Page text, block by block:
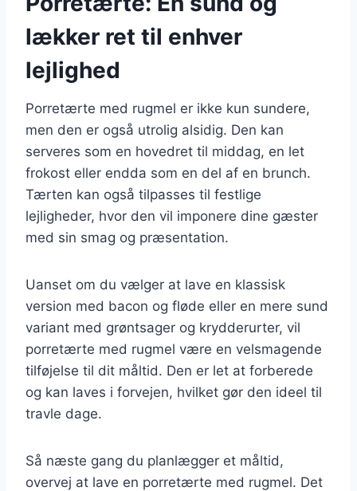
lækker ret til enhver
lejlighed
Porretærte med rugmel er ikke kun sundere,
men den er også utrolig alsidig. Den kan
serveres som en hovedret til middag, en let
frokost eller endda som en del af en brunch.
Tærten kan også tilpasses til festlige
lejligheder, hvor den vil imponere dine gæster
med sin smag og præsentation.
Uanset om du vælger at lave en klassisk
version med bacon og fløde eller en mere sund
variant med grøntsager og krydderurter, vil
porretærte med rugmel være en velsmagende
tilføjelse til dit måltid. Den er let at forberede
og kan laves i forvejen, hvilket gør den ideel til
travle dage.
Så næste gang du planlægger et måltid,
overvej at lave en porretærte med rugmel. Det